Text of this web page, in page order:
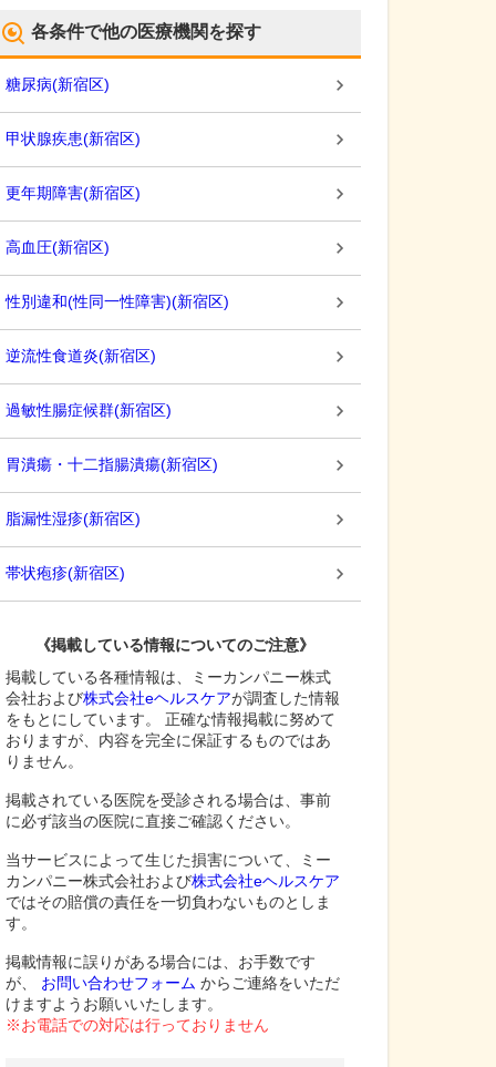
各条件で他の医療機関を探す
糖尿病(新宿区)
甲状腺疾患(新宿区)
更年期障害(新宿区)
高血圧(新宿区)
性別違和(性同一性障害)(新宿区)
逆流性食道炎(新宿区)
過敏性腸症候群(新宿区)
胃潰瘍・十二指腸潰瘍(新宿区)
脂漏性湿疹(新宿区)
帯状疱疹(新宿区)
《掲載している情報についてのご注意》
掲載している各種情報は、ミーカンパニー株式
会社および株式会社eヘルスケアが調査した情報
をもとにしています。 正確な情報掲載に努めて
おりますが、内容を完全に保証するものではあ
りません。
掲載されている医院を受診される場合は、事前
に必ず該当の医院に直接ご確認ください。
当サービスによって生じた損害について、ミー
カンパニー株式会社および株式会社eヘルスケア
ではその賠償の責任を一切負わないものとしま
す。
掲載情報に誤りがある場合には、お手数です
が、
お問い合わせフォーム からご連絡をいただ
けますようお願いいたします。
※お電話での対応は行っておりません